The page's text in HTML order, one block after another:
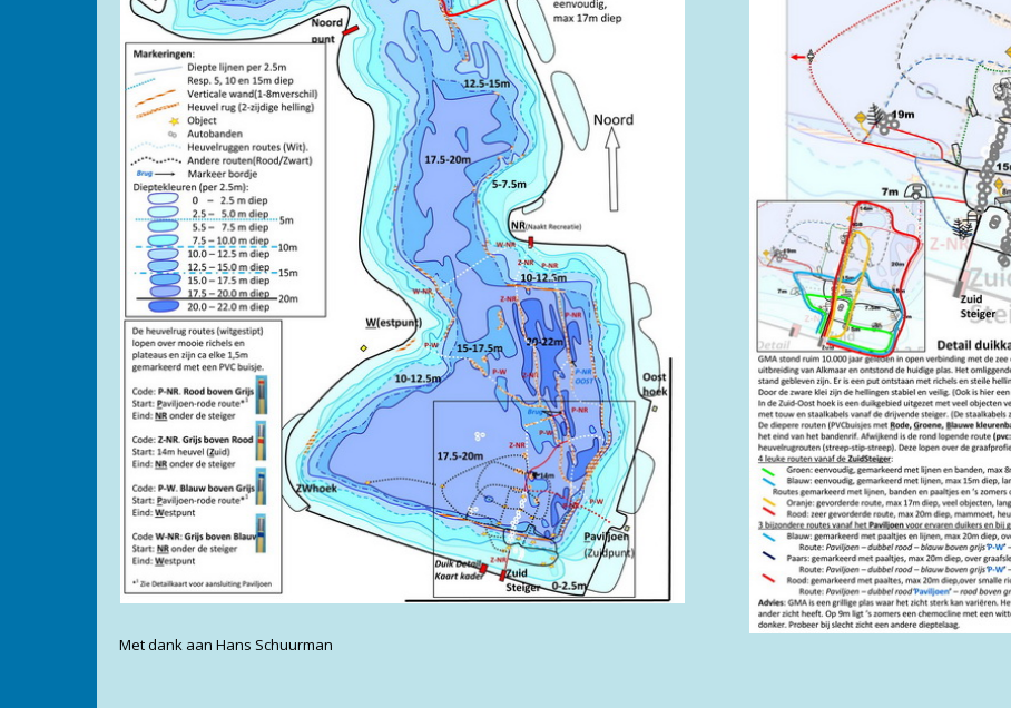
Met dank aan Hans Schuurman